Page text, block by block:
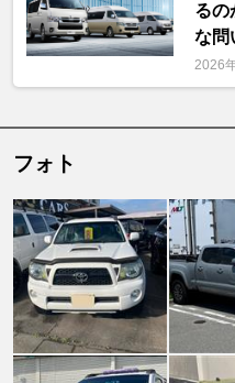
る
な問
2026
フォト